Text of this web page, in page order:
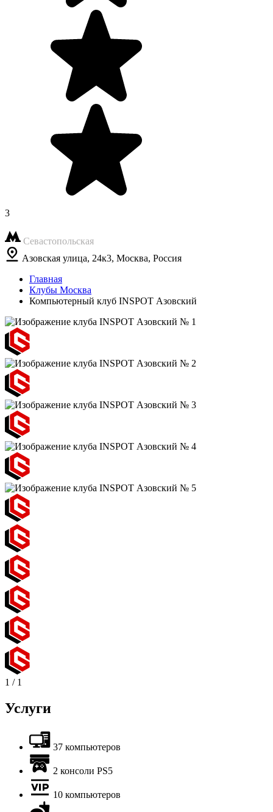
3
Севастопольская
Азовская улица, 24к3, Москва, Россия
Главная
Клубы Москва
Компьютерный клуб INSPOT Азовский
1 / 1
Услуги
37 компьютеров
2 консоли PS5
10 компьютеров